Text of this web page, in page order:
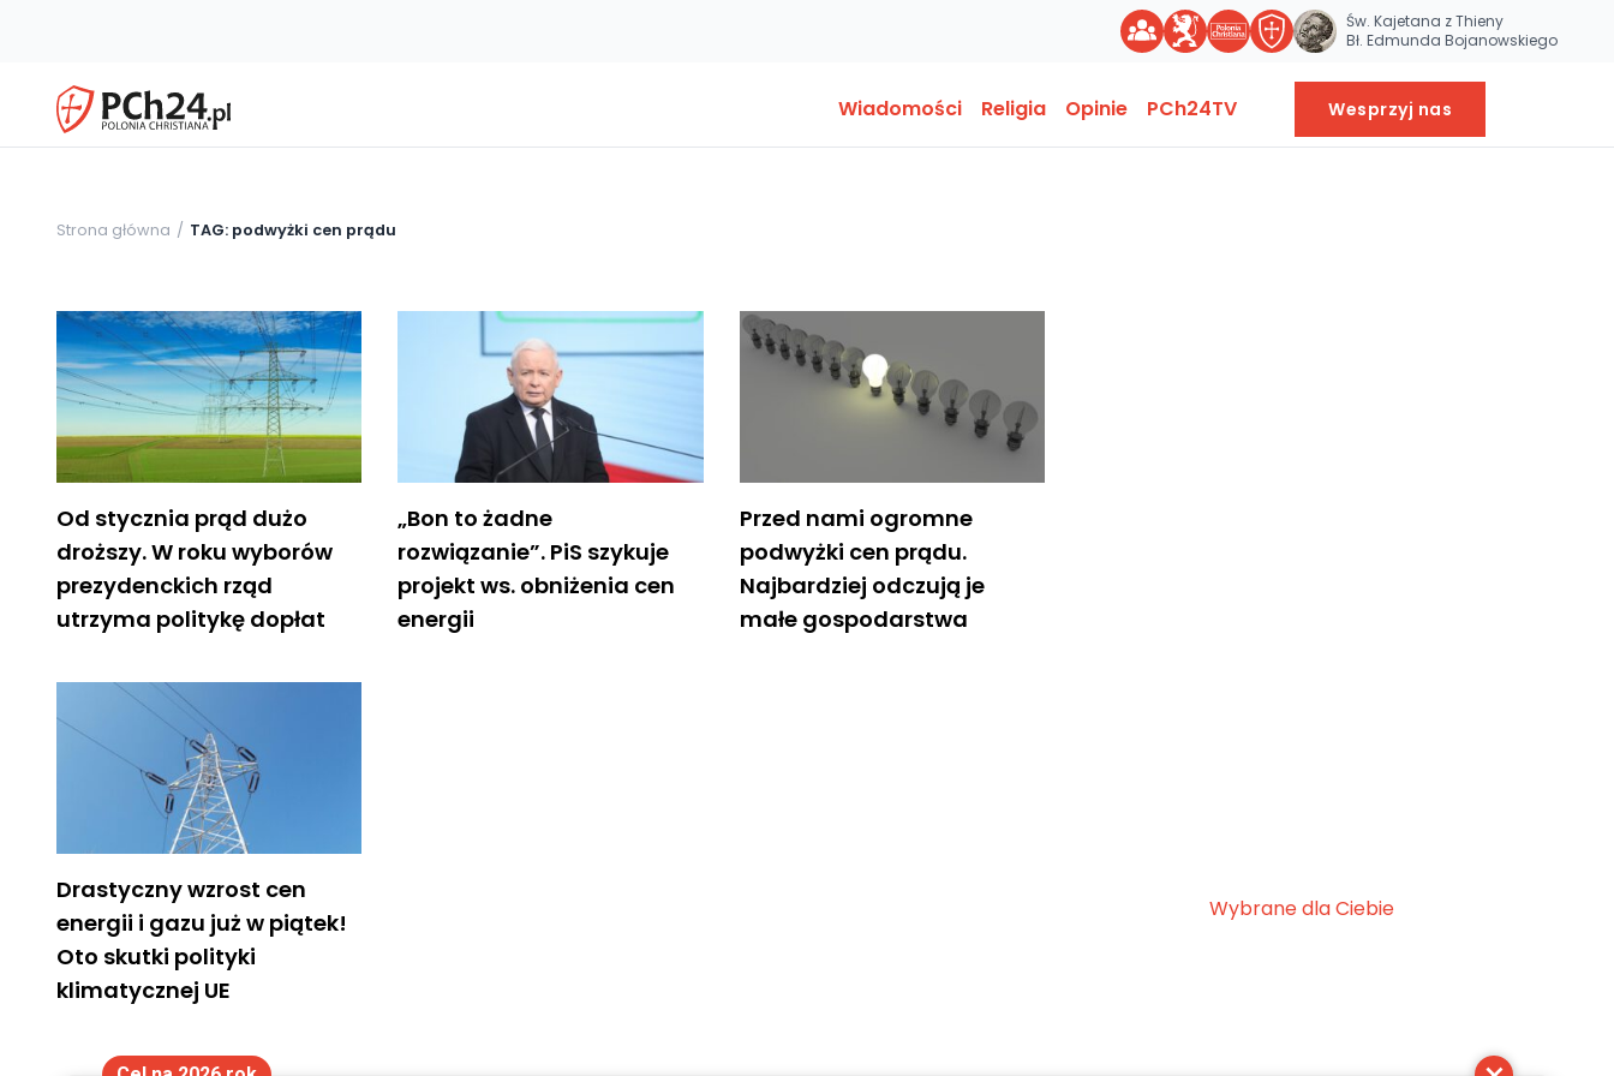
Św. Kajetana z Thieny
Bł. Edmunda Bojanowskiego
Wiadomości Religia Opinie PCh24TV Wesprzyj nas
Strona główna TAG: podwyżki cen prądu
Od stycznia prąd dużo
droższy. W roku wyborów
prezydenckich rząd
utrzyma politykę dopłat
„Bon to żadne
rozwiązanie”. PiS szykuje
projekt ws. obniżenia cen
energii
Przed nami ogromne
podwyżki cen prądu.
Najbardziej odczują je
małe gospodarstwa
Drastyczny wzrost cen
energii i gazu już w piątek!
Oto skutki polityki
klimatycznej UE
Wybrane dla Ciebie